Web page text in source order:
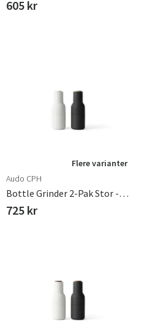
605 kr
Flere varianter
Audo CPH
Bottle Grinder 2-Pak Stor - Ask Kulstof / Bøg
725 kr